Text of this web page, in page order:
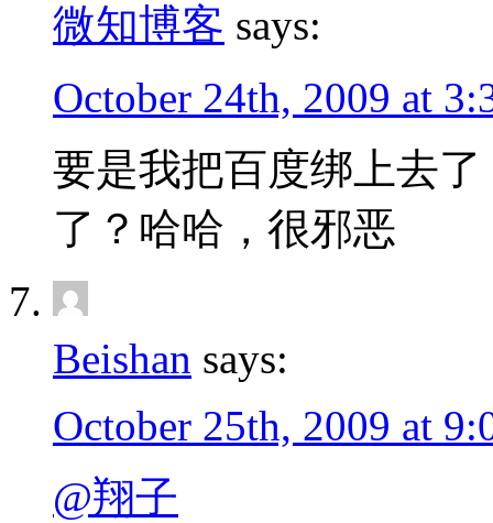
微知博客 says:
October 24th, 2009 at
要是我把百度绑上去
了？哈哈，很邪恶
Beishan says:
October 25th, 2009 at
@翔子